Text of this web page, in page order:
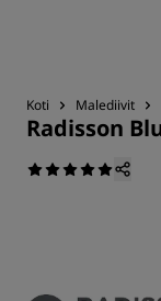
Koti Malediivit
Radisson